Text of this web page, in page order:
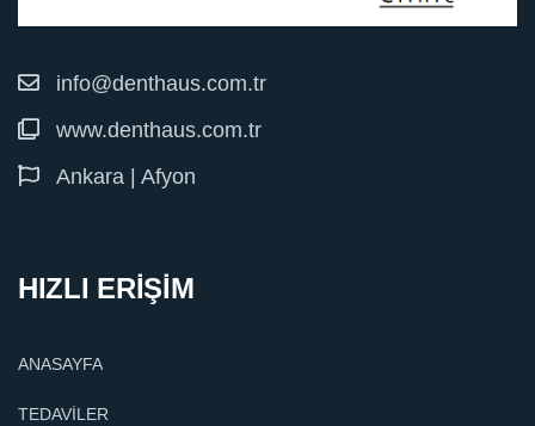
info@denthaus.com.tr
www.denthaus.com.tr
Ankara | Afyon
HIZLI ERİŞİM
ANASAYFA
TEDAVİLER